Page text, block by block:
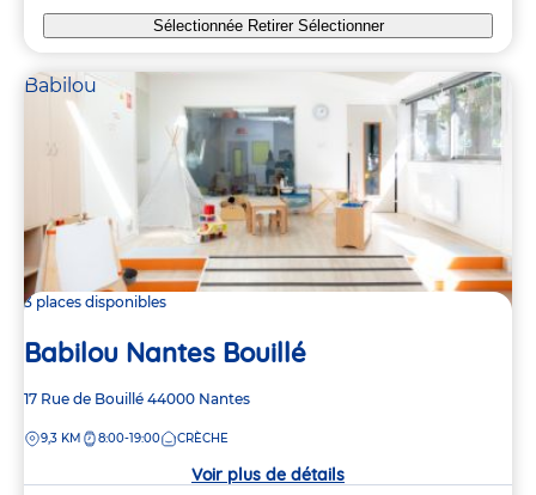
Sélectionnée Retirer Sélectionner
Babilou
3 places disponibles
Babilou Nantes Bouillé
Adresse
la
17 Rue de Bouillé 44000 Nantes
DISTANCE
9,3 KM 8:00-19:00 CRÈCHE
Voir plus de détails